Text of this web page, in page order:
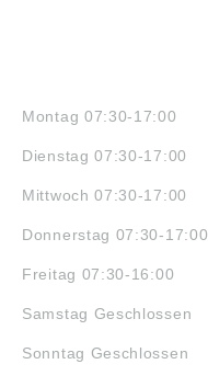
Montag 07:30-17:00
Dienstag 07:30-17:00
Mittwoch 07:30-17:00
Donnerstag 07:30-17:00
Freitag 07:30-16:00
Samstag Geschlossen
Sonntag Geschlossen